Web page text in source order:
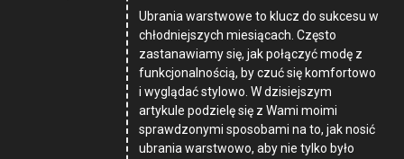
Ubrania warstwowe to klucz do sukcesu w
chłodniejszych miesiącach. Często
zastanawiamy się, jak połączyć modę z
funkcjonalnością, by czuć się komfortowo
i wyglądać stylowo. W dzisiejszym
artykule podzielę się z Wami moimi
sprawdzonymi sposobami na to, jak nosić
ubrania warstwowo, aby nie tylko było